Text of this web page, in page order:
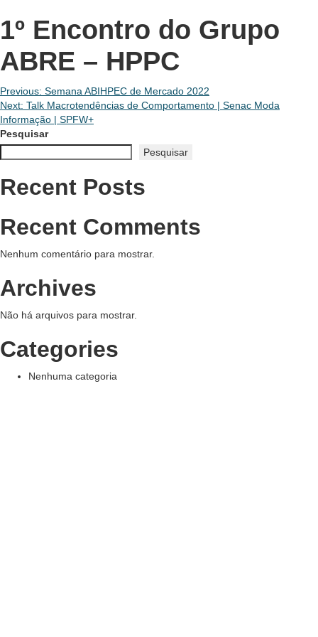
1º Encontro do Grupo
ABRE – HPPC
Navegação
de
Post
Previous: Semana ABIHPEC de Mercado 2022
Next: Talk Macrotendências de Comportamento | Senac Moda
Informação | SPFW+
Pesquisar
Pesquisar
Recent Posts
Recent Comments
Nenhum comentário para mostrar.
Archives
Não há arquivos para mostrar.
Categories
Nenhuma categoria